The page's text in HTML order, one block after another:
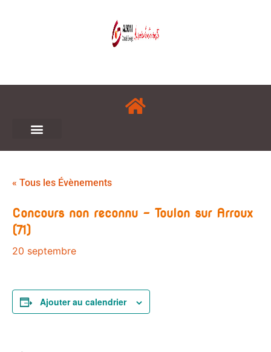
« Tous les Évènements
Concours non reconnu – Toulon sur Arroux
(71)
20 septembre
Ajouter au calendrier